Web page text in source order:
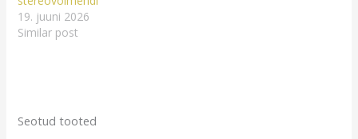
19. juuni 2026
Similar post
Seotud tooted